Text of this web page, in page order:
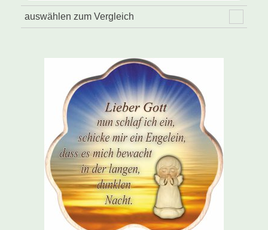
auswählen zum Vergleich